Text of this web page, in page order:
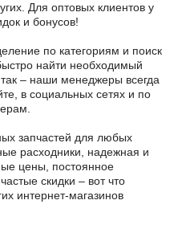
Для оптовых клиентов у
и бонусов!
по категориям и поиск
найти необходимый
– наши менеджеры всегда
в социальных сетях и по
запчастей для любых
расходники, надежная и
цены, постоянное
скидки – вот что
интернет-магазинов